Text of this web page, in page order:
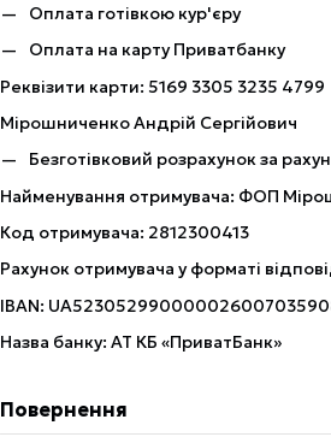
Оплата готівкою кур'єру
Оплата на карту Приватбанку
Реквізити карти: 5169 3305 3235 4799
Мірошниченко Андрій Сергійович
Безготівковий розрахунок за
Найменування отримувача: ФОП
Код отримувача: 2812300413
Рахунок отримувача у форматі
IBAN:
Назва банку: АТ КБ «ПриватБанк»
Повернення